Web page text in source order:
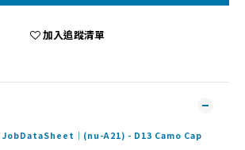
加入追蹤清單
JobDataSheet｜(nu-A21) - D13 Camo Cap